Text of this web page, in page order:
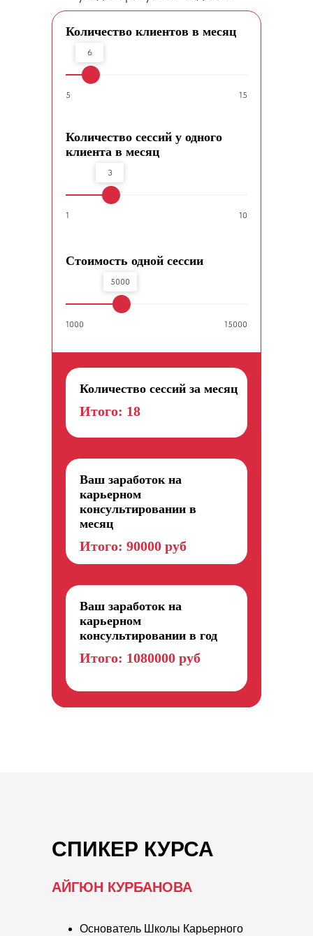
Ваш заработок на
карьерном
консультировании в
месяц
Итого: 90000 руб
Количество сессий за месяц
Итого: 18
Количество клиентов в месяц
6
5 15
Количество сессий у одного
клиента в месяц
3
1 10
Стоимость одной сессии
5000
1000 15000
Ваш заработок на
карьерном
консультировании в год
Итого: 1080000 руб
Основатель Школы Карьерного
АЙГЮН КУРБАНОВА
СПИКЕР КУРСА